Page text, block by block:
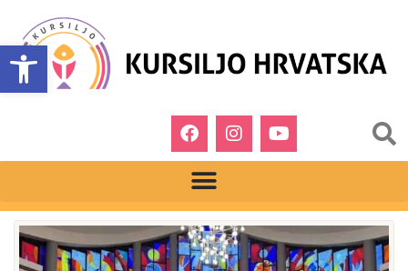
Open toolbar